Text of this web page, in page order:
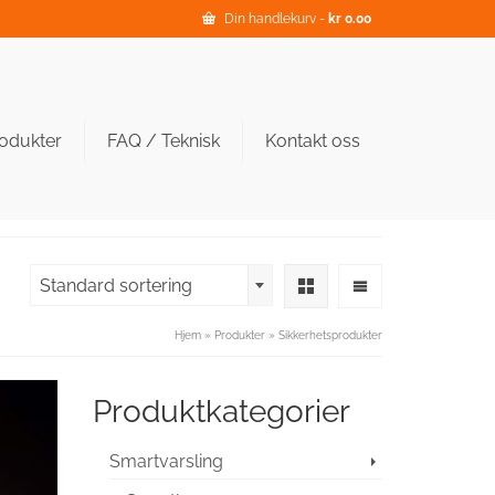
Din handlekurv - kr 0.00
FAQ / Teknisk Kontakt oss
Standard sortering
Hjem » Produkter » Sikkerhetsprodukter
Produktkategorier
Smartvarsling